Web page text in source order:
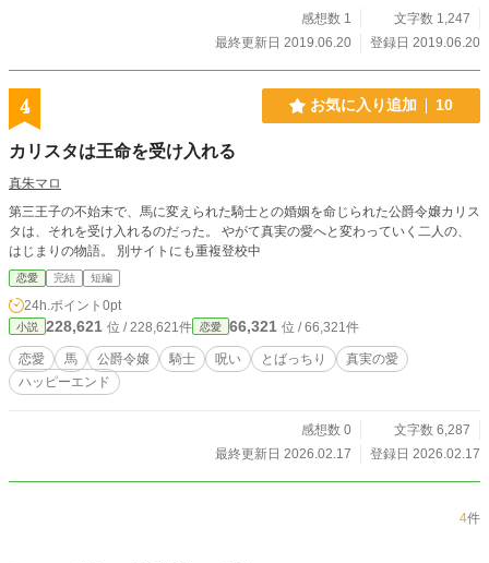
感想数 1
文字数 1,247
最終更新日 2019.06.20
登録日 2019.06.20
4 お気に入り追加 10
カリスタは王命を受け入れる
真朱マロ
第三王子の不始末で、馬に変えられた騎士との婚姻を命じられた公爵令嬢カリス
タは、それを受け入れるのだった。 やがて真実の愛へと変わっていく二人の、
はじまりの物語。 別サイトにも重複登校中
恋愛 完結 短編
24h.ポイント 0pt
小説 228,621 位 / 228,621件 恋愛 66,321 位 / 66,321件
恋愛 馬 公爵令嬢 騎士 呪い とばっちり
真実の愛
ハッピーエンド
感想数 0
文字数 6,287
最終更新日 2026.02.17
登録日 2026.02.17
4件